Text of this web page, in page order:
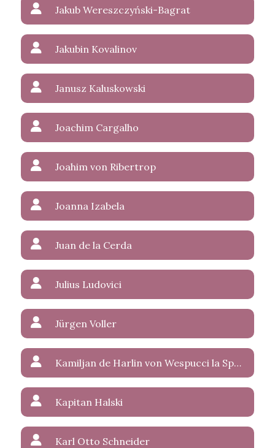
Jakub Wereszczyński-Bagrat
Jakubin Kovalinov
Janusz Kaluskowski
Joachim Cargalho
Joahim von Ribertrop
Joanna Izabela
Juan de la Cerda
Julius Ludovici
Jürgen Voller
Kamiljan de Harlin von Wespucci la Sparasan
Kapitan Halski
Karl Otto Schneider